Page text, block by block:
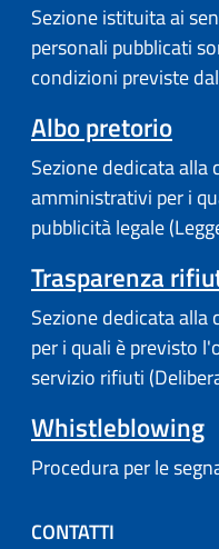
Sezione istituita ai
personali pubblicati
condizioni previste
Albo pretorio
Sezione dedicata
amministrativi per i
pubblicità legale
Trasparenza
Sezione dedicata
per i quali è previsto
servizio rifiuti
Whistleblowing
Procedura per le
CONTATTI